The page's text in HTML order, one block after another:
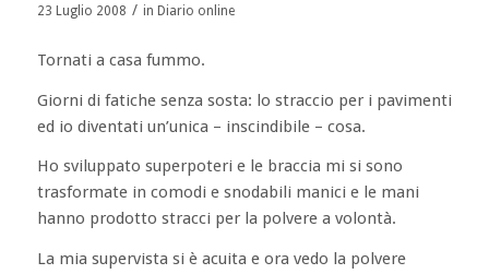
23 Luglio 2008 / in Diario online
Tornati a casa fummo.
Giorni di fatiche senza sosta: lo straccio per i pavimenti
ed io diventati un’unica – inscindibile – cosa.
Ho sviluppato superpoteri e le braccia mi si sono
trasformate in comodi e snodabili manici e le mani
hanno prodotto stracci per la polvere a volontà.
La mia supervista si è acuita e ora vedo la polvere